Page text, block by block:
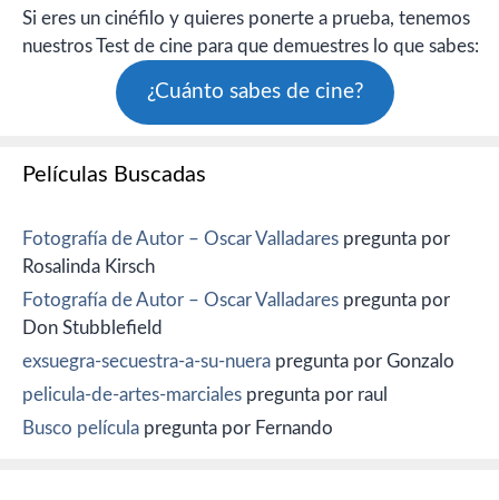
Si eres un cinéfilo y quieres ponerte a prueba, tenemos
nuestros Test de cine para que demuestres lo que sabes:
¿Cuánto sabes de cine?
Películas Buscadas
Fotografía de Autor – Oscar Valladares pregunta por
Rosalinda Kirsch
Fotografía de Autor – Oscar Valladares pregunta por
Don Stubblefield
exsuegra-secuestra-a-su-nuera pregunta por Gonzalo
pelicula-de-artes-marciales pregunta por raul
Busco película pregunta por Fernando